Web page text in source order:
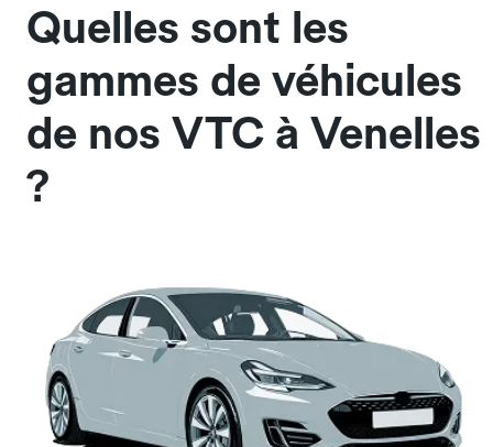
Quelles sont les
gammes de véhicules
de nos VTC à Venelles
?